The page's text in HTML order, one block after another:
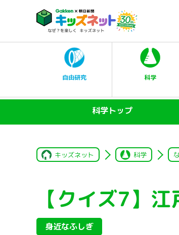
自由研究 科学
科学トップ
キッズネット 科学
【クイズ7】
身近なふしぎ